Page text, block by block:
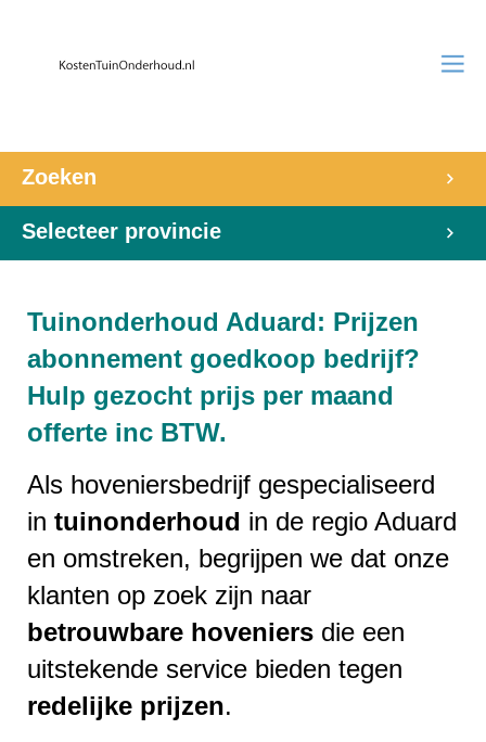
Zoeken
Selecteer provincie
Tuinonderhoud Aduard: Prijzen
abonnement goedkoop bedrijf?
Hulp gezocht prijs per maand
offerte inc BTW.
Als hoveniersbedrijf gespecialiseerd
in tuinonderhoud in de regio Aduard
en omstreken, begrijpen we dat onze
klanten op zoek zijn naar
betrouwbare hoveniers die een
uitstekende service bieden tegen
redelijke prijzen.